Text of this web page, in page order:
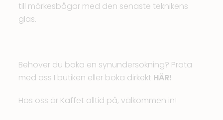
till märkesbågar med den senaste teknikens
glas.
Behöver du boka en synundersökning? Prata
med oss I butiken eller boka dirkekt HÄR!
Hos oss är Kaffet alltid på, välkommen in!